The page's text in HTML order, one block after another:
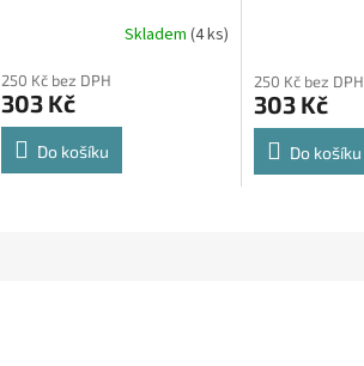
Skladem (4 ks)
250 Kč bez DPH
303 Kč
Do košíku
250 Kč bez DPH
303 Kč
Do košíku